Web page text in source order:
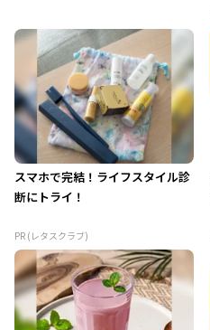
スマホで完結！ライフスタイル診
断にトライ！
PR (レタスクラブ)